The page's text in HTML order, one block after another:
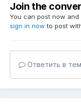
Join the
You can post now
sign in now to post
Ответить в